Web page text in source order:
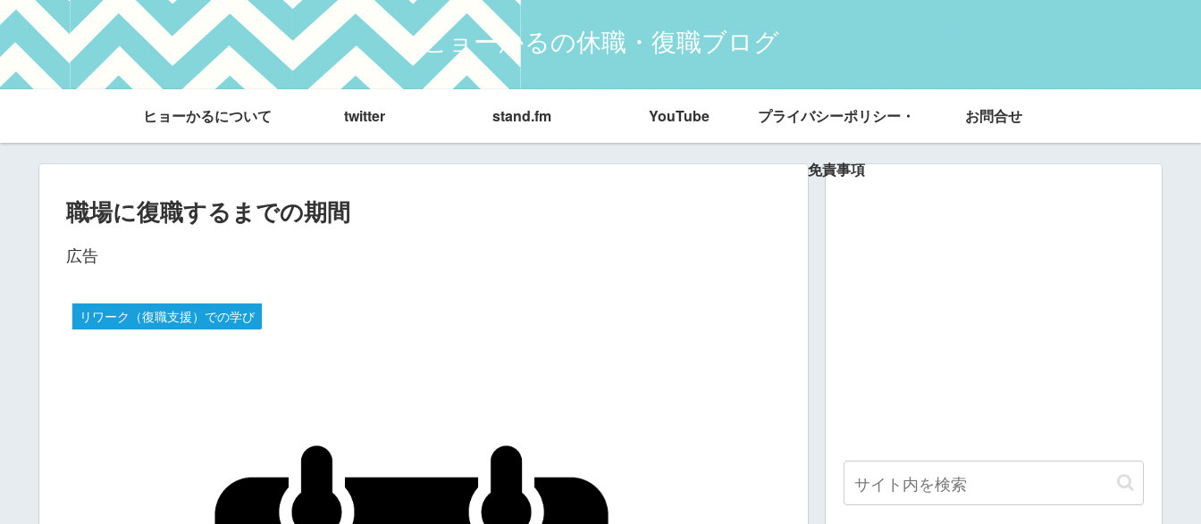
ヒョーかるの休職・復職ブログ
ヒョーかるについて twitter stand.fm YouTube プライバシーポリシー・
免責事項
お問合せ
職場に復職するまでの期間
広告
リワーク（復職支援）での学び